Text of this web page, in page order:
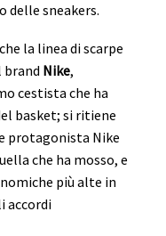
delle sneakers.
la linea di scarpe
brand Nike,
cestista che ha
basket; si ritiene
protagonista Nike
che ha mosso, e
più alte in
accordi